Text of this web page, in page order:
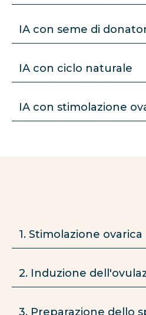
IA con seme di
IA con ciclo naturale
IA con stimolazione
1. Stimolazione
2. Induzione
3. Preparazione dello